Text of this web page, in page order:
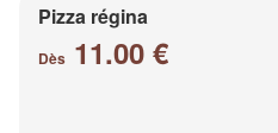
Pizza régina
Dès 11.00 €